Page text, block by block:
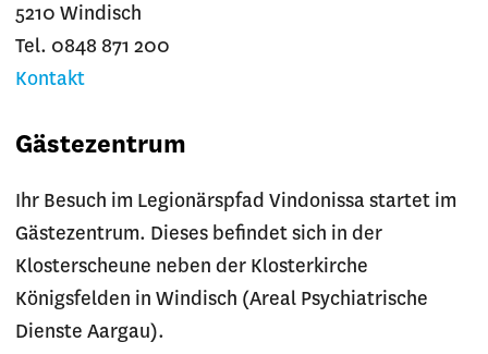
5210 Windisch
Tel. 0848 871 200
Kontakt
Gästezentrum
Ihr Besuch im Legionärspfad Vindonissa startet im
Gästezentrum. Dieses befindet sich in der
Klosterscheune neben der Klosterkirche
Königsfelden in Windisch (Areal Psychiatrische
Dienste Aargau).